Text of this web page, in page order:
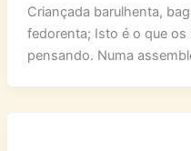
Criançada barulhenta,
fedorenta; Isto é o que os
pensando. Numa